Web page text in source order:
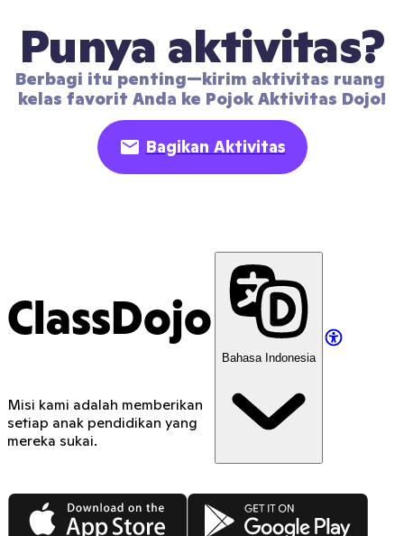
Punya aktivitas?
Berbagi itu penting—kirim aktivitas ruang
kelas favorit Anda ke Pojok Aktivitas Dojo!
Bagikan Aktivitas
ClassDojo
Misi kami adalah memberikan
setiap anak pendidikan yang
mereka sukai.
Bahasa Indonesia
App Store Google Play